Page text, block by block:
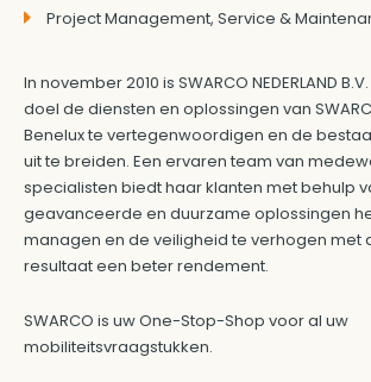
Project Management, Service &
In november 2010 is SWARCO NEDERLAND
doel de diensten en oplossingen van
Benelux te vertegenwoordigen en de
uit te breiden. Een ervaren team van
specialisten biedt haar klanten met behulp
geavanceerde en duurzame oplossingen
managen en de veiligheid te verhogen met
resultaat een beter rendement.
SWARCO is uw One-Stop-Shop voor al uw
mobiliteitsvraagstukken.